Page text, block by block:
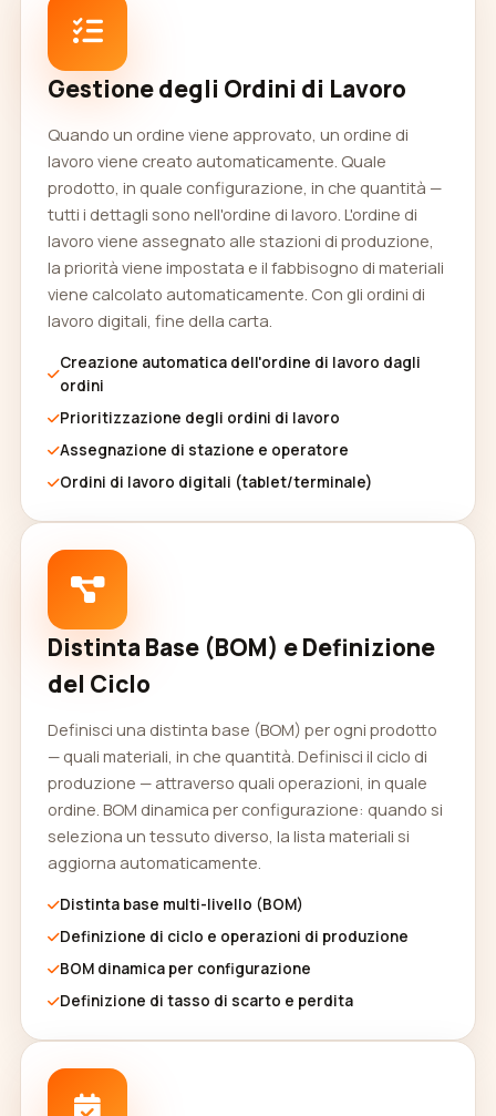
Gestione degli Ordini di Lavoro
Quando un ordine viene approvato, un ordine di
lavoro viene creato automaticamente. Quale
prodotto, in quale configurazione, in che quantità —
tutti i dettagli sono nell'ordine di lavoro. L'ordine di
lavoro viene assegnato alle stazioni di produzione,
la priorità viene impostata e il fabbisogno di materiali
viene calcolato automaticamente. Con gli ordini di
lavoro digitali, fine della carta.
Creazione automatica dell'ordine di lavoro dagli
ordini
Prioritizzazione degli ordini di lavoro
Assegnazione di stazione e operatore
Ordini di lavoro digitali (tablet/terminale)
Distinta Base (BOM) e Definizione
del Ciclo
Definisci una distinta base (BOM) per ogni prodotto
— quali materiali, in che quantità. Definisci il ciclo di
produzione — attraverso quali operazioni, in quale
ordine. BOM dinamica per configurazione: quando si
seleziona un tessuto diverso, la lista materiali si
aggiorna automaticamente.
Distinta base multi-livello (BOM)
Definizione di ciclo e operazioni di produzione
BOM dinamica per configurazione
Definizione di tasso di scarto e perdita